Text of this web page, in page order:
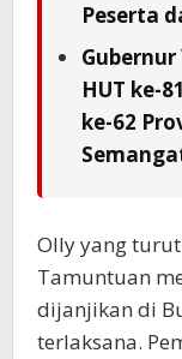
Peserta
HUT ke-
ke-62
Olly yang
Tamuntuan
dijanjikan di
terlaksana.